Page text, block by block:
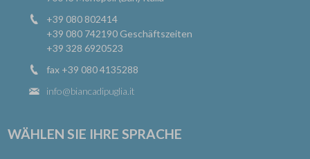
+39 080 802414
+39 080 742190 Geschäftszeiten
+39 328 6920523
fax +39 080 4135288
info@biancadipuglia.it
WÄHLEN SIE IHRE SPRACHE